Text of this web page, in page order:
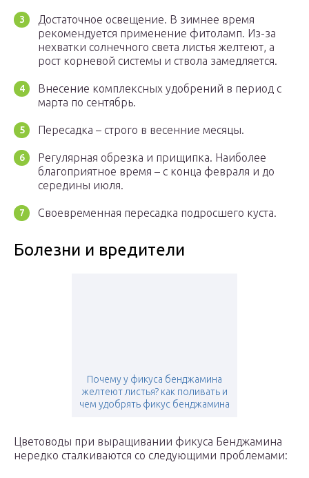
Достаточное освещение. В зимнее время
рекомендуется применение фитоламп. Из-за
нехватки солнечного света листья желтеют, а
рост корневой системы и ствола замедляется.
Внесение комплексных удобрений в период с
марта по сентябрь.
Пересадка – строго в весенние месяцы.
Регулярная обрезка и прищипка. Наиболее
благоприятное время – с конца февраля и до
середины июля.
Своевременная пересадка подросшего куста.
Болезни и вредители
Почему у фикуса бенджамина
желтеют листья? как поливать и
чем удобрять фикус бенджамина
Цветоводы при выращивании фикуса Бенджамина
нередко сталкиваются со следующими проблемами: